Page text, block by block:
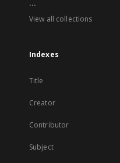
...
View all collections
Indexes
Title
Creator
Contributor
Subject